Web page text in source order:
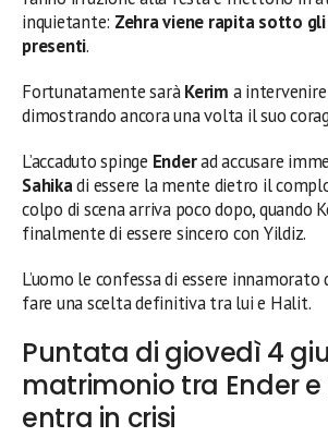
inquietante: Zehra viene rapita sotto
presenti.
Fortunatamente saràKerim a
dimostrando ancora una volta il suo
L’accaduto spinge Enderad accusare
Sahikadi essere la mente dietro il
colpo di scena arriva poco dopo, quando
finalmente di essere sincero con Yildiz.
L’uomo le confessa di essere innamorato
fare una scelta definitiva tra lui e Halit.
Puntata di giovedì 4
matrimonio tra Ender e
entra in crisi